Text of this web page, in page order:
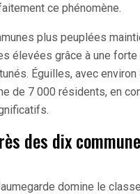
ce phénomène.
plus peuplées
élevées grâce à une forte
Éguilles, avec
de 7 000 résidents, en
des dix
domine le